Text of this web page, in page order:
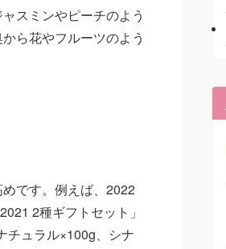
スミンやピーチのよう
ら花やフルーツのよう
です。例えば、2022
2種ギフトセット」
チュラル×100g、シナ